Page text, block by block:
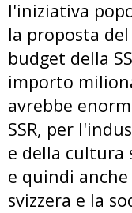
l'iniziativa
la proposta
budget della
importo
avrebbe
SSR, per
e della cultura
e quindi
svizzera e la